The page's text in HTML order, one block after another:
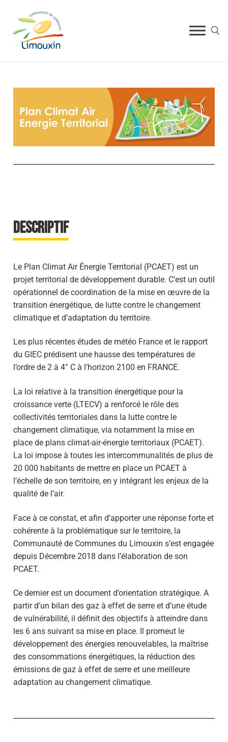
DESCRIPTIF
Le Plan Climat Air Énergie Territorial (PCAET) est un
projet territorial de développement durable. C’est un outil
opérationnel de coordination de la mise en œuvre de la
transition énergétique, de lutte contre le changement
climatique et d’adaptation du territoire.
Les plus récentes études de météo France et le rapport
du GIEC prédisent une hausse des températures de
l’ordre de 2 à 4° C à l’horizon 2100 en FRANCE.
La loi relative à la transition énergétique pour la
croissance verte (LTECV) a renforcé le rôle des
collectivités territoriales dans la lutte contre le
changement climatique, via notamment la mise en
place de plans climat-air-énergie territoriaux (PCAET).
La loi impose à toutes les intercommunalités de plus de
20 000 habitants de mettre en place un PCAET à
l’échelle de son territoire, en y intégrant les enjeux de la
qualité de l’air.
Face à ce constat, et afin d’apporter une réponse forte et
cohérente à la problématique sur le territoire, la
Communauté de Communes du Limouxin s’est engagée
depuis Décembre 2018 dans l’élaboration de son
PCAET.
Ce dernier est un document d’orientation stratégique. A
partir d’un bilan des gaz à effet de serre et d’une étude
de vulnérabilité, il définit des objectifs à atteindre dans
les 6 ans suivant sa mise en place. Il promeut le
développement des énergies renouvelables, la maîtrise
des consommations énergétiques, la réduction des
émissions de gaz à effet de serre et une meilleure
adaptation au changement climatique.